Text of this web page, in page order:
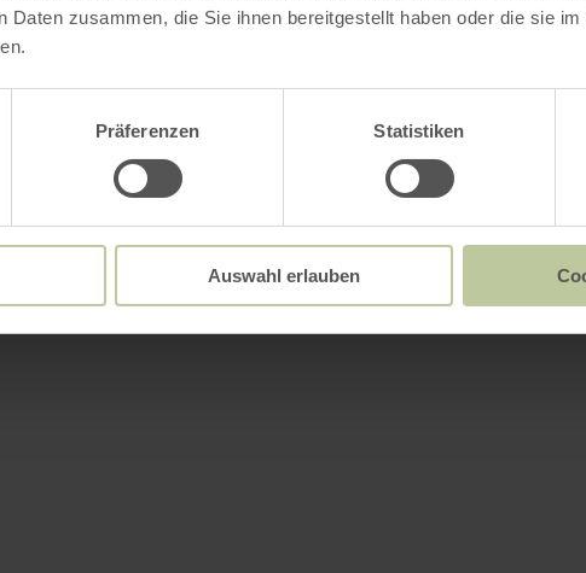
Daten zusammen, die Sie ihnen bereitgestellt haben oder die sie
Präferenzen Statistiken
Auswahl erlauben